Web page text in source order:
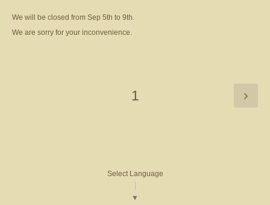
We will be closed from Sep 5th to 9th.
We are sorry for your inconvenience.
1
Select Language
▼